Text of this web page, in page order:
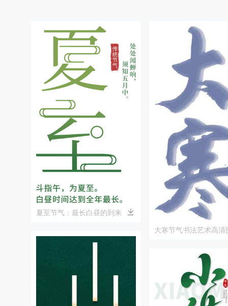
夏至节气：最长白昼的到来
大寒节气书法艺术高清